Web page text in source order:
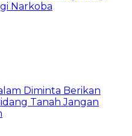
Narkoba
Diminta Berikan
Tanah Jangan